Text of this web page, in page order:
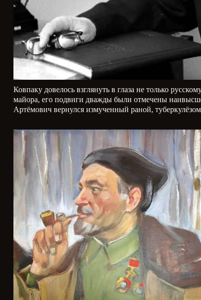
Ковпаку довелось взглянуть в глаза не только
майора, его подвиги дважды были отмечены
Артёмович вернулся измученный раной,